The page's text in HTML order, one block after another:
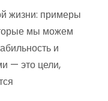
жизни: примеры
мы можем
и
— это цели,